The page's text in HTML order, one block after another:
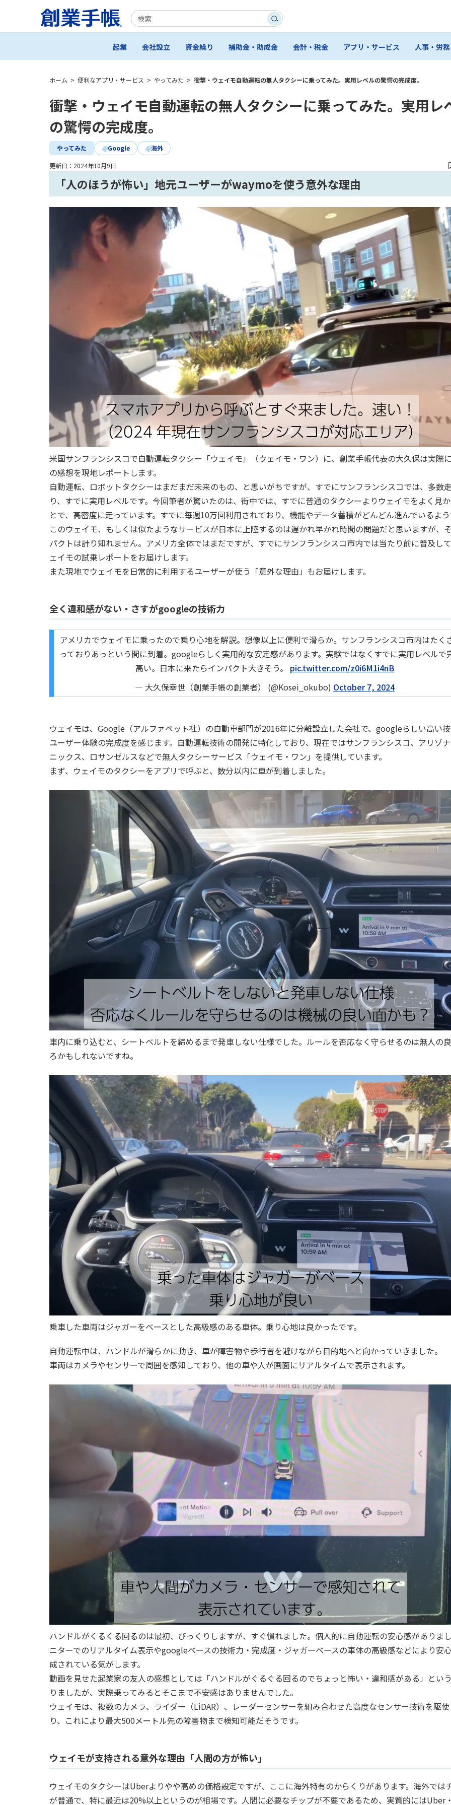
起業 会社設立 資金繰り 補助金・助成金 会計・税金 アプリ・サービス 人事・労務
ホーム > 便利なアプリ・サービス > やってみた > 衝撃・ウェイモ自動運転の無人タクシーに乗ってみた。実用レベルの驚愕の完成度。
衝撃・ウェイモ自動運転の無人タクシーに乗ってみた。実用レ
の驚愕の完成度。
やってみた Google 海外
更新日： 2024年10月9日
「人のほうが怖い」地元ユーザーがwaymoを使う意外な理由
米国サンフランシスコで自動運転タクシー「ウェイモ」（ウェイモ・ワン）に、創業手帳代表の大久保は実際
の感想を現地レポートします。
自動運転、ロボットタクシーはまだまだ未来のもの、と思いがちですが、すでにサンフランシスコでは、多数
り、すでに実用レベルです。今回筆者が驚いたのは、街中では、すでに普通のタクシーよりウェイモをよく見
とで、高密度に走っています。すでに毎週10万回利用されており、機能やデータ蓄積がどんどん進んでいるよ
このウェイモ、もしくは似たようなサービスが日本に上陸するのは遅かれ早かれ時間の問題だと思いますが、
パクトは計り知れません。アメリカ全体ではまだですが、すでにサンフランシスコ市内では当たり前に普及し
ェイモの試乗レポートをお届けします。
また現地でウェイモを日常的に利用するユーザーが使う「意外な理由」もお届けします。
全く違和感がない・さすがgoogleの技術力
アメリカでウェイモに乗ったので乗り心地を解説。想像以上に便利で滑らか。サンフランシスコ市内はたく
っておりあっという間に到着。googleらしく実用的な安定感があります。実験ではなくすでに実用レベルで
高い。日本に来たらインパクト大きそう。 pic.twitter.com/z0i6M1i4nB
— 大久保幸世（創業手帳の創業者） (@Kosei_okubo) October 7, 2024
ウェイモは、Google（アルファベット社）の自動車部門が2016年に分離設立した会社で、googleらしい高い
ユーザー体験の完成度を感じます。自動運転技術の開発に特化しており、現在ではサンフランシスコ、アリゾ
ニックス、ロサンゼルスなどで無人タクシーサービス「ウェイモ・ワン」を提供しています。
まず、ウェイモのタクシーをアプリで呼ぶと、数分以内に車が到着しました。
車内に乗り込むと、シートベルトを締めるまで発車しない仕様でした。ルールを否応なく守らせるのは無人の
ろかもしれないですね。
乗車した車両はジャガーをベースとした高級感のある車体。乗り心地は良かったです。
自動運転中は、ハンドルが滑らかに動き、車が障害物や歩行者を避けながら目的地へと向かっていきました。
車両はカメラやセンサーで周囲を感知しており、他の車や人が画面にリアルタイムで表示されます。
ハンドルがくるくる回るのは最初、びっくりしますが、すぐ慣れました。個人的に自動運転の安心感がありま
ニターでのリアルタイム表示やgoogleベースの技術力・完成度・ジャガーベースの車体の高級感などにより安
成されている気がします。
動画を見せた起業家の友人の感想としては「ハンドルがぐるぐる回るのでちょっと怖い・違和感がある」とい
りましたが、実際乗ってみるとそこまで不安感はありませんでした。
ウェイモは、複数のカメラ、ライダー（LiDAR）、レーダーセンサーを組み合わせた高度なセンサー技術を駆
り、これにより最大500メートル先の障害物まで検知可能だそうです。
ウェイモが支持される意外な理由「人間の方が怖い」
ウェイモのタクシーはUberよりやや高めの価格設定ですが、ここに海外特有のからくりがあります。海外では
が普通で、特に最近は20%以上というのが相場です。人間に必要なチップが不要であるため、実質的にはUber